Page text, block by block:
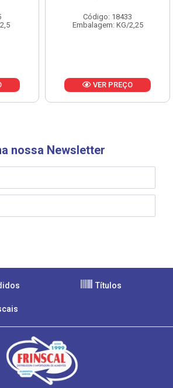
Código: 18433
Embalagem: KG/2,25
VER PREÇO
nossa Newsletter
Títulos